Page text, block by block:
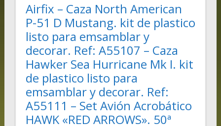
Airfix – Caza North American
P-51 D Mustang. kit de plastico
listo para emsamblar y
decorar. Ref: A55107 – Caza
Hawker Sea Hurricane Mk I. kit
de plastico listo para
emsamblar y decorar. Ref:
A55111 – Set Avión Acrobático
HAWK «RED ARROWS». 50ª